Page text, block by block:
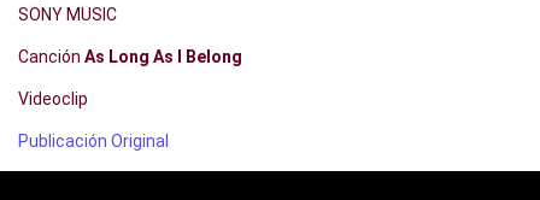
SONY MUSIC
Canción As Long As I Belong
Videoclip
Publicación Original